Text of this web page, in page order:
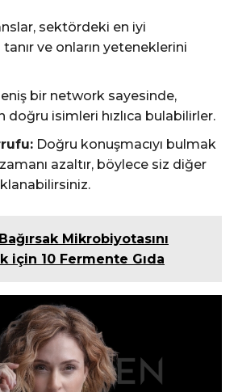
sektördeki en iyi
tanır ve onların yeteneklerini
bir network sayesinde,
doğru isimleri hızlıca bulabilirler.
Doğru konuşmacıyı bulmak
azaltır, böylece siz diğer
Bağırsak Mikrobiyotasını
için 10 Fermente Gıda